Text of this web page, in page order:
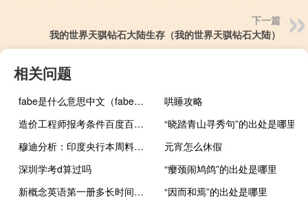
下一篇
我的世界天骐钻石大陆生存（我的世界天骐钻石大陆）
相关问题
fabe是什么意思中文（fabe是什么意思）
哄睡攻略
造价工程师报考条件百度百科（造价工程师报名条件是什么）
“晓踏青山寻秀句”的出处是哪里
穆迪分析：印度央行本周料将维持利率不变
元宵怎么休假
深圳学考d算过吗
“瘿颈闹鸠鸽”的出处是哪里
新概念英语第一册多长时间可以学完
“因而和焉”的出处是哪里